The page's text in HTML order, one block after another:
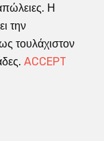
Η
την
τουλάχιστον
ACCEPT